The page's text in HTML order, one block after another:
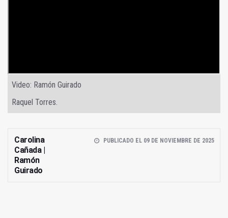
Video: Ramón Guirado
Raquel Torres.
Carolina
Cañada |
Ramón
Guirado
PUBLICADO EL 09 DE NOVIEMBRE DE 2025